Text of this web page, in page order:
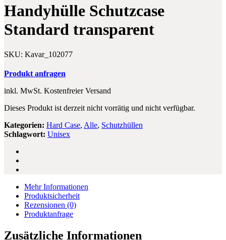
iOS
Android
Bluetooth
Headset
9,7″
Handyhülle Schutzcase
Standard transparent
SKU: Kavar_102077
Produkt anfragen
inkl. MwSt. Kostenfreier Versand
Dieses Produkt ist derzeit nicht vorrätig und nicht verfügbar.
Kategorien: Hard Case, Alle, Schutzhüllen
Schlagwort: Unisex
Mehr Informationen
Produktsicherheit
Rezensionen (0)
Produktanfrage
Zusätzliche Informationen